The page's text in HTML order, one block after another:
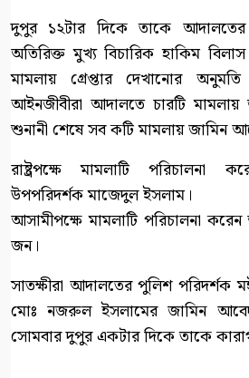
দুপুর ১২টার দিকে তাকে
অতিরিক্ত মুখ্য বিচারিক হাকিম
মামলায় গ্রেপ্তার দেখানোর
আইনজীবীরা আদালতে চারটি
শুনানী শেষে সব কটি মামলায় জামিন
রাষ্ট্রপক্ষে মামলাটি
উপপরিদর্শক মাজেদুল ইসলাম।
আসামীপক্ষে মামলাটি পরিচালনা
জন।
সাতক্ষীরা আদালতের পুলিশ পরিদর্শক
মোঃ নজরুল ইসলামের জামিন
সোমবার দুপুর একটার দিকে তাকে